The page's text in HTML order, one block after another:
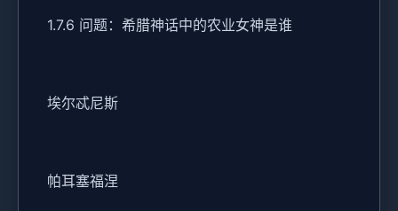
1.7.6 问题：希腊神话中的农业女神是谁
埃尔忒尼斯
帕耳塞福涅